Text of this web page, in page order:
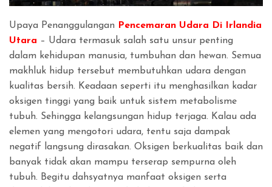
Upaya Penanggulangan Pencemaran Udara Di Irlandia
Utara – Udara termasuk salah satu unsur penting
dalam kehidupan manusia, tumbuhan dan hewan. Semua
makhluk hidup tersebut membutuhkan udara dengan
kualitas bersih. Keadaan seperti itu menghasilkan kadar
oksigen tinggi yang baik untuk sistem metabolisme
tubuh. Sehingga kelangsungan hidup terjaga. Kalau ada
elemen yang mengotori udara, tentu saja dampak
negatif langsung dirasakan. Oksigen berkualitas baik dan
banyak tidak akan mampu terserap sempurna oleh
tubuh. Begitu dahsyatnya manfaat oksigen serta